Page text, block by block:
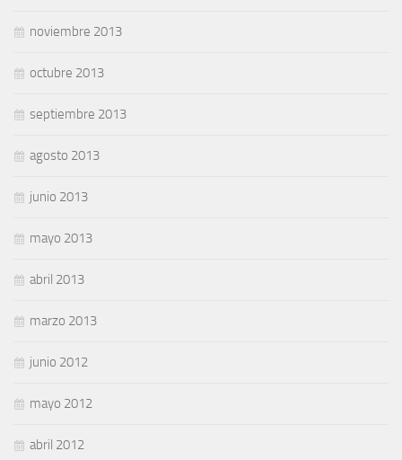
noviembre 2013
octubre 2013
septiembre 2013
agosto 2013
junio 2013
mayo 2013
abril 2013
marzo 2013
junio 2012
mayo 2012
abril 2012